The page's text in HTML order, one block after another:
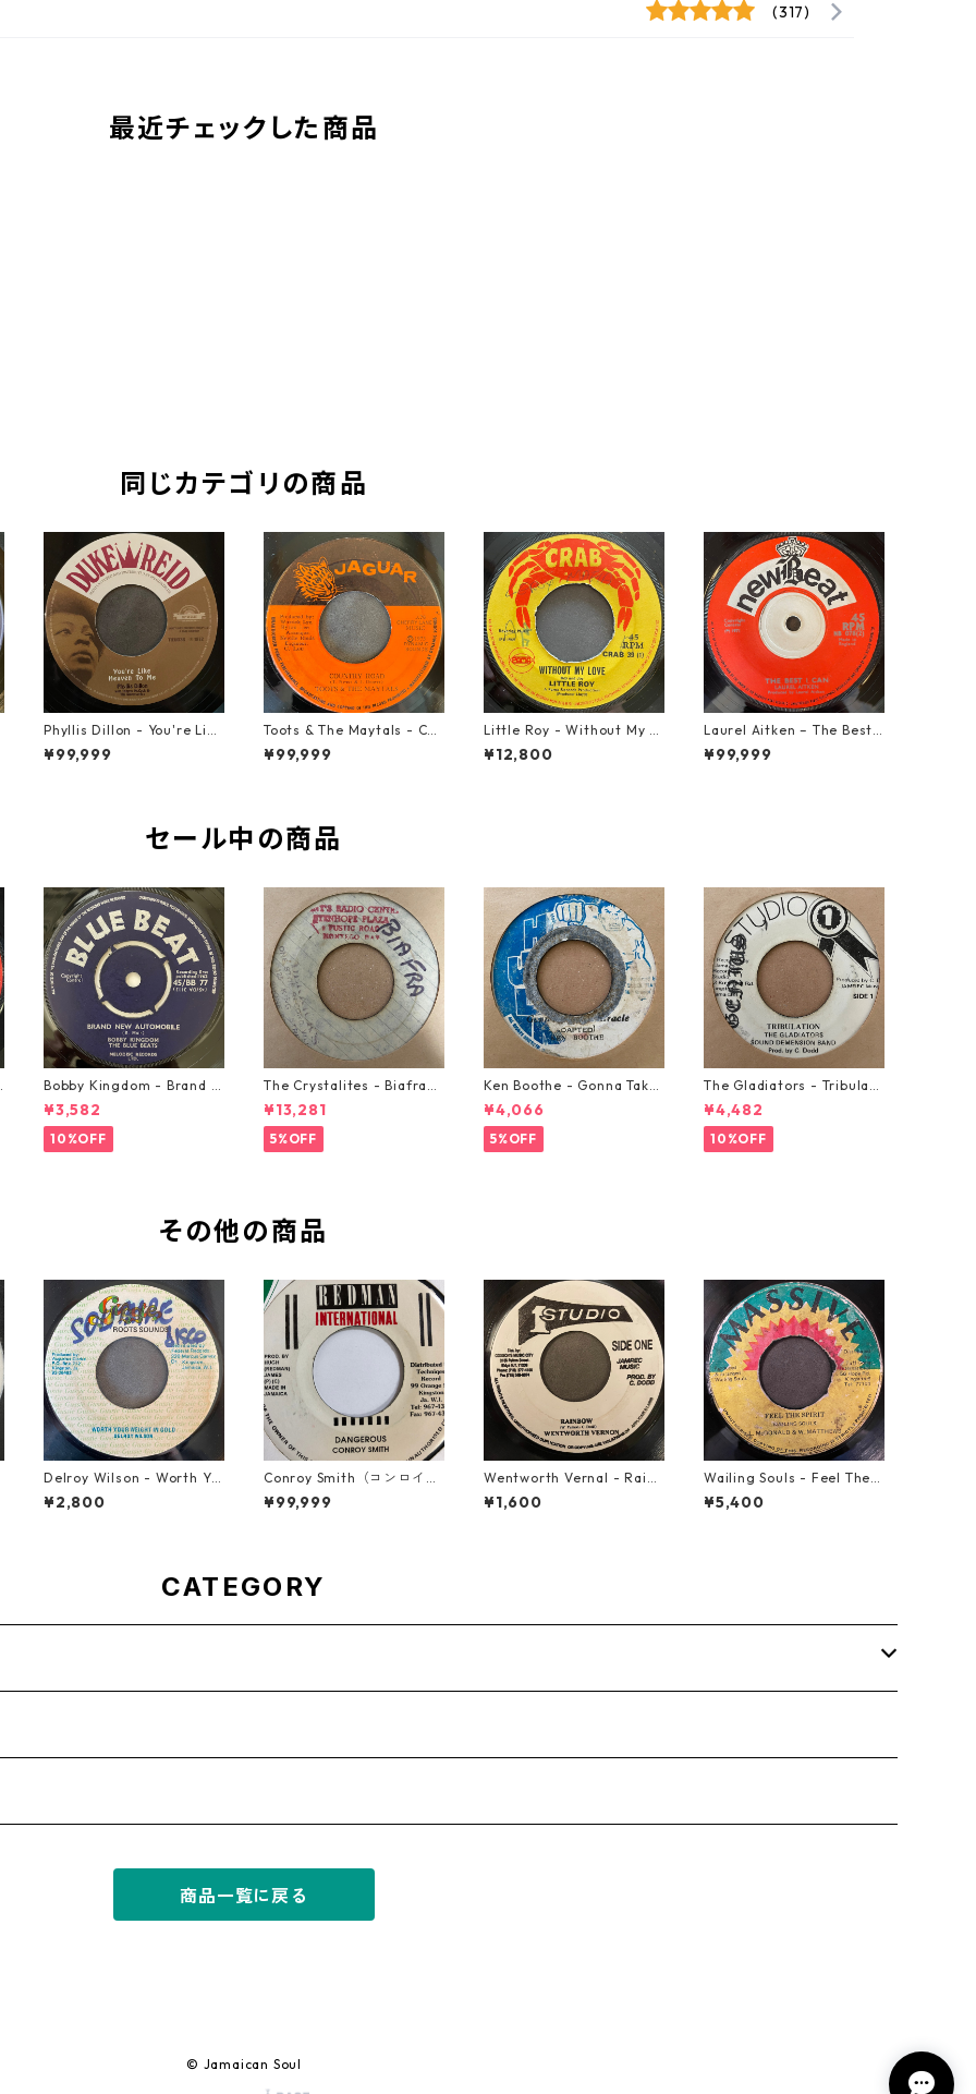
(317)
最近チェックした商品
同じカテゴリの商品
Phyllis Dillon - You're Like
Heaven To Me【7-21913】
¥99,999
Toots & The Maytals - Cou
ntry Road【7-21951】
¥99,999
Little Roy - Without My L
ove【7-21990】
¥12,800
Laurel Aitken ‎– The Best I
Can【7-22012】
¥99,999
セール中の商品
Bobby Kingdom - Brand N
ew Automobile【7-2088
9】
¥3,582
10%OFF
The Crystalites - Biafra
【7-21293】
¥13,281
5%OFF
Ken Boothe - Gonna Take
A Miracle【7-21362】
¥4,066
5%OFF
The Gladiators - Tribulati
on【7-21365】
¥4,482
10%OFF
その他の商品
Delroy Wilson - Worth Yo
ur Weight In Gold【7-2196
5】
¥2,800
Conroy Smith（コンロイス
ミス） - Dangerous【7'】
¥99,999
Wentworth Vernal - Rainb
ow【7-21940】
¥1,600
Wailing Souls - Feel The S
pirit【7-21955】
¥5,400
CATEGORY
商品一覧に戻る
© Jamaican Soul